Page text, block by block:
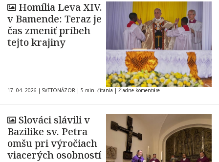
Homília Leva XIV.
v Bamende: Teraz je
čas zmeniť príbeh
tejto krajiny
17. 04. 2026 | SVETONÁZOR | 5 min. čítania | Žiadne komentáre
Slováci slávili v
Bazilike sv. Petra
omšu pri výročiach
viacerých osobností